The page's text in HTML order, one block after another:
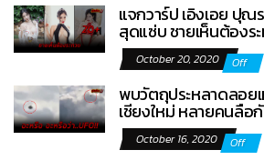
แจกวาร์ป เอิงเอย ปุ
สุดแซ่บ ชายเห็นต้องร
October 20, 2020 Off
พบวัตถุประหลาดลอย
เชียงใหม่ หลายคนลือ
October 16, 2020 Off